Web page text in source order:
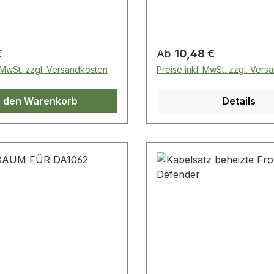
zzgl. Versandkosten
den Warenkorb
Regulärer Preis:
Ab 10,48 €
Preise inkl. MwSt. zzgl.
Details